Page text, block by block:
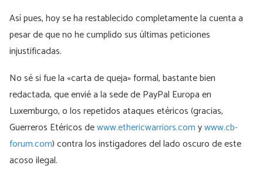
Así pues, hoy se ha restablecido completamente la cuenta a
pesar de que no he cumplido sus últimas peticiones
injustificadas.
No sé si fue la «carta de queja» formal, bastante bien
redactada, que envié a la sede de PayPal Europa en
Luxemburgo, o los repetidos ataques etéricos (gracias,
Guerreros Etéricos dewww.ethericwarriors.comywww.cb-
forum.com) contra los instigadores del lado oscuro de este
acoso ilegal.